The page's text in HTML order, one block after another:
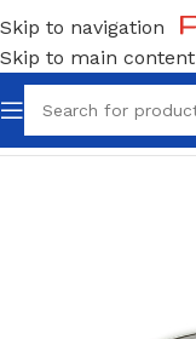
Skip to navigation
Skip to main content
Home Impregnante